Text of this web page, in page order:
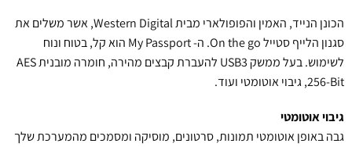
הכונן הנייד, האמין והפופולארי מבית Western Digital, אשר משלים את
סגנון הלייף סטייל On the go. ה- My Passport הוא קל, בטוח ונוח
לשימוש. בעל ממשק USB3 להעברת קבצים מהירה, חומרה מובנית AES
256-Bit, גיבוי אוטומטי ועוד.
גיבוי אוטומטי
גבה באופן אוטומטי תמונות, סרטונים, מוסיקה ומסמכים מהמערכת שלך